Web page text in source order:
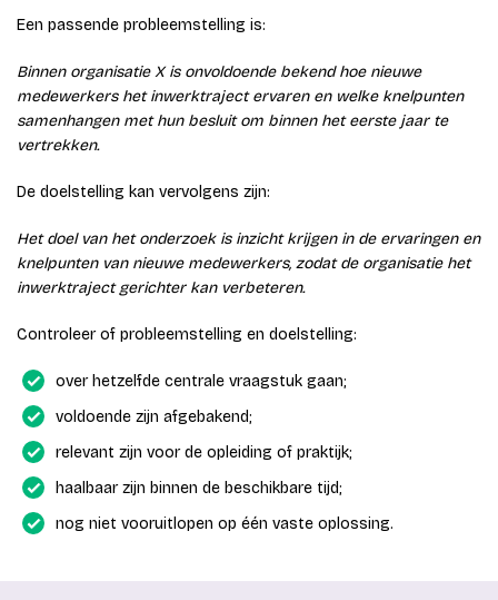
Een passende probleemstelling is:
Binnen organisatie X is onvoldoende bekend hoe nieuwe
medewerkers het inwerktraject ervaren en welke knelpunten
samenhangen met hun besluit om binnen het eerste jaar te
vertrekken.
De doelstelling kan vervolgens zijn:
Het doel van het onderzoek is inzicht krijgen in de ervaringen en
knelpunten van nieuwe medewerkers, zodat de organisatie het
inwerktraject gerichter kan verbeteren.
Controleer of probleemstelling en doelstelling:
over hetzelfde centrale vraagstuk gaan;
voldoende zijn afgebakend;
relevant zijn voor de opleiding of praktijk;
haalbaar zijn binnen de beschikbare tijd;
nog niet vooruitlopen op één vaste oplossing.